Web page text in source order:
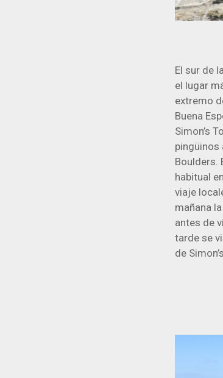
El sur de
el lugar
extremo
Buena
Simon’s
pingüinos
Boulders.
habitual
viaje
mañana
antes de
tarde se
de